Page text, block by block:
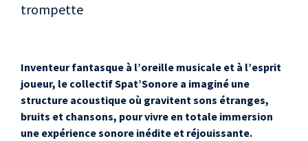
trompette
Inventeur fantasque à l’oreille musicale et à l’esprit
joueur, le collectif Spat’Sonore a imaginé une
structure acoustique où gravitent sons étranges,
bruits et chansons, pour vivre en totale immersion
une expérience sonore inédite et réjouissante.